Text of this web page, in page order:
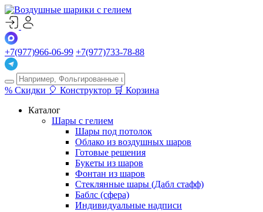
+7(977)966-06-99 +7(977)733-78-88
% Скидки 🎈 Конструктор 🛒 Корзина
Каталог
Шары с гелием
Шары под потолок
Облако из воздушных шаров
Готовые решения
Букеты из шаров
Фонтан из шаров
Стеклянные шары (Дабл стафф)
Баблс (сфера)
Индивидуальные надписи